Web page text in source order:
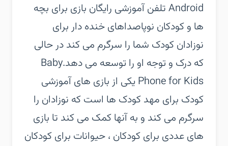
Android‏ تلفن آموزشی رایگان بازی برای بچه
ها و کودکان نوپا‏صداهای خنده دار برای
نوزادان کودک شما را سرگرم می کند در حالی
که درک و توجه او را توسعه می دهد.‏Baby
Phone for Kids یکی از بازی های آموزشی
کودک برای مهد کودک ها است که نوزادان را
سرگرم می کند و به آنها کمک می کند تا بازی
های عددی برای کودکان ، حیوانات برای کودکان